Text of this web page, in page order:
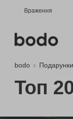
Враження
bodo Подарунки
Топ